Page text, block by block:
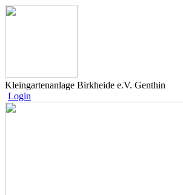
Kleingartenanlage Birkheide e.V. Genthin
Login